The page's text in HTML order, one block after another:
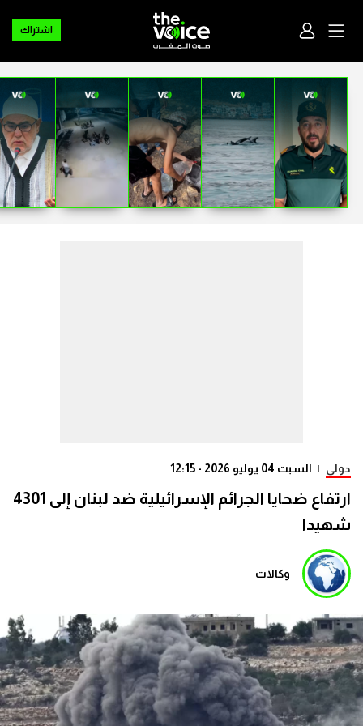
اشتراك
دولي | السبت 04 يوليو 2026 - 12:15
ارتفاع ضحايا الجرائم الإسرائيلية ضد لبنان إلى 4301
شهيدا
وكالات